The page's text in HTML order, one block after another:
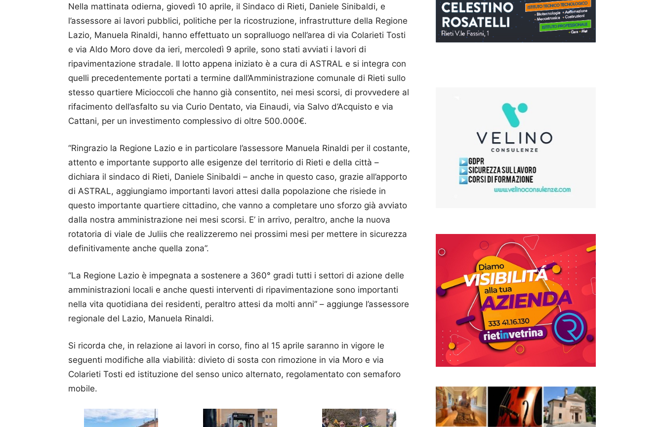
Nella mattinata odierna, giovedì 10 aprile, il Sindaco di Rieti, Daniele Sinibaldi, e
l’assessore ai lavori pubblici, politiche per la ricostruzione, infrastrutture della Regione
Lazio, Manuela Rinaldi, hanno effettuato un sopralluogo nell’area di via Colarieti Tosti
e via Aldo Moro dove da ieri, mercoledì 9 aprile, sono stati avviati i lavori di
ripavimentazione stradale. Il lotto appena iniziato è a cura di ASTRAL e si integra con
quelli precedentemente portati a termine dall’Amministrazione comunale di Rieti sullo
stesso quartiere Micioccoli che hanno già consentito, nei mesi scorsi, di provvedere al
rifacimento dell’asfalto su via Curio Dentato, via Einaudi, via Salvo d’Acquisto e via
Cattani, per un investimento complessivo di oltre 500.000€.
“Ringrazio la Regione Lazio e in particolare l’assessore Manuela Rinaldi per il costante,
attento e importante supporto alle esigenze del territorio di Rieti e della città –
dichiara il sindaco di Rieti, Daniele Sinibaldi – anche in questo caso, grazie all’apporto
di ASTRAL, aggiungiamo importanti lavori attesi dalla popolazione che risiede in
questo importante quartiere cittadino, che vanno a completare uno sforzo già avviato
dalla nostra amministrazione nei mesi scorsi. E’ in arrivo, peraltro, anche la nuova
rotatoria di viale de Juliis che realizzeremo nei prossimi mesi per mettere in sicurezza
definitivamente anche quella zona”.
“La Regione Lazio è impegnata a sostenere a 360° gradi tutti i settori di azione delle
amministrazioni locali e anche questi interventi di ripavimentazione sono importanti
nella vita quotidiana dei residenti, peraltro attesi da molti anni” – aggiunge l’assessore
regionale del Lazio, Manuela Rinaldi.
Si ricorda che, in relazione ai lavori in corso, fino al 15 aprile saranno in vigore le
seguenti modifiche alla viabilità: divieto di sosta con rimozione in via Moro e via
Colarieti Tosti ed istituzione del senso unico alternato, regolamentato con semaforo
mobile.